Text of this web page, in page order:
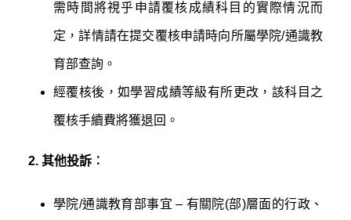
需時間將視乎申請覆核成績科目的實際情況而
定，詳情請在提交覆核申請時向所屬學院/通識教
育部查詢。
經覆核後，如學習成績等級有所更改，該科目之
覆核手續費將獲退回。
2. 其他投訴︰
學院/通識教育部事宜 – 有關院(部)層面的行政、